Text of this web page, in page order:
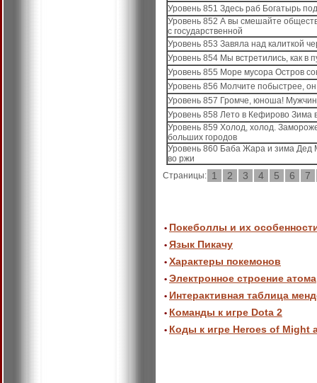
Уровень 851 Здесь раб Богатырь
Уровень 852 А вы смешайте
с государственной
Уровень 853 Завяла над калиткой
Уровень 854 Мы встретились, как в
Уровень 855 Море мусора Остров
Уровень 856 Молчите побыстрее,
Уровень 857 Громче, юноша!
Уровень 858 Лето в Кефирово Зима
Уровень 859 Холод, холод.
больших городов
Уровень 860 Баба Жара и зима Дед
во ржи
Страницы: 1 2 3 4 5 6 7
• Покеболлы и их
• Язык Пикачу
• Характеры покемонов
• Электронное строение атома
• Интерактивная таблица
• Команды к игре Dota 2
• Коды к игре Heroes of Might